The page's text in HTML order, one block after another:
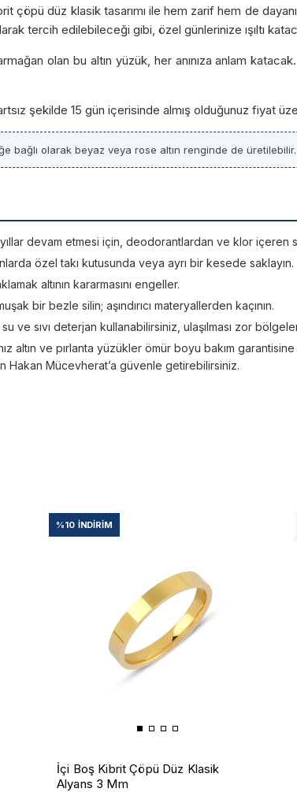
çöpü düz klasik tasarımı ile hem zarif hem de
tercih edilebileceği gibi, özel günlerinize ışıltı
olan bu altın yüzük, her anınıza anlam
şekilde 15 gün içerisinde almış olduğunuz fiyat
bağlı olarak beyaz veya rose altın renginde de
yıllar devam etmesi için, deodorantlardan ve klor içeren
özel takı kutusunda veya ayrı bir kesede saklayın.
altının kararmasını engeller.
bir bezle silin; aşındırıcı materyallerden kaçının.
su ve sıvı deterjan kullanabilirsiniz, ulaşılması zor
altın ve pırlanta yüzükler ömür boyu bakım
Hakan Mücevherat’a güvenle getirebilirsiniz.
İçi Boş Kibrit Çöpü Düz Klasik
Alyans 3 Mm
%10 İNDIRIM